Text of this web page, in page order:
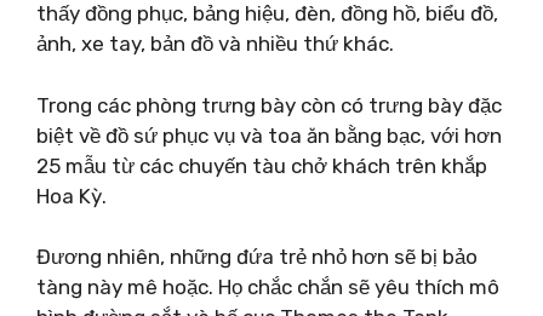
thấy đồng phục, bảng hiệu, đèn, đồng hồ, biểu đồ,
ảnh, xe tay, bản đồ và nhiều thứ khác.
Trong các phòng trưng bày còn có trưng bày đặc
biệt về đồ sứ phục vụ và toa ăn bằng bạc, với hơn
25 mẫu từ các chuyến tàu chở khách trên khắp
Hoa Kỳ.
Đương nhiên, những đứa trẻ nhỏ hơn sẽ bị bảo
tàng này mê hoặc. Họ chắc chắn sẽ yêu thích mô